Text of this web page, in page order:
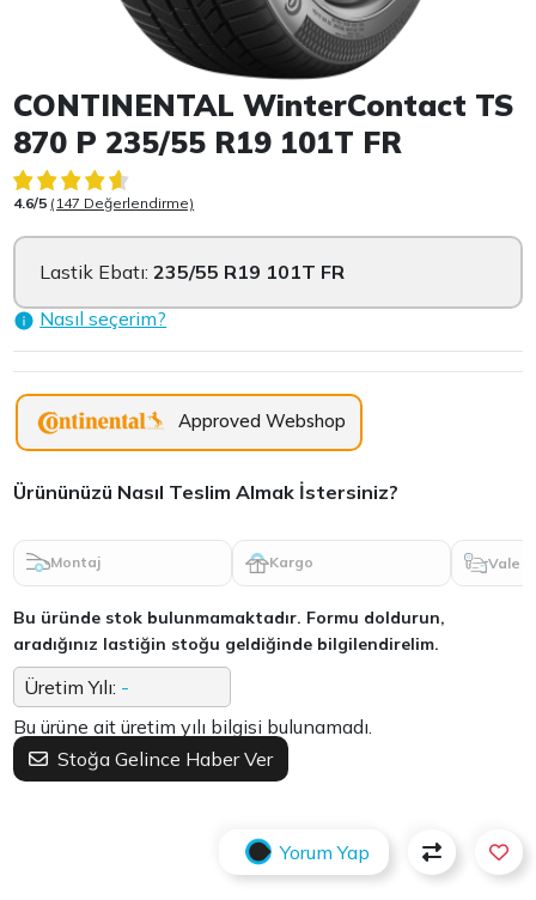
Item 1 of 1
CONTINENTAL WinterContact TS
870 P 235/55 R19 101T FR
4.6/5 (147 Değerlendirme)
Lastik Ebatı:235/55 R19 101T FR
Nasıl seçerim?
Approved Webshop
Ürününüzü Nasıl Teslim Almak İstersiniz?
Montaj Kargo Vale
Bu üründe stok bulunmamaktadır. Formu doldurun,
aradığınız lastiğin stoğu geldiğinde bilgilendirelim.
Üretim Yılı: -
Bu ürüne ait üretim yılı bilgisi bulunamadı.
Stoğa Gelince Haber Ver
Yorum Yap